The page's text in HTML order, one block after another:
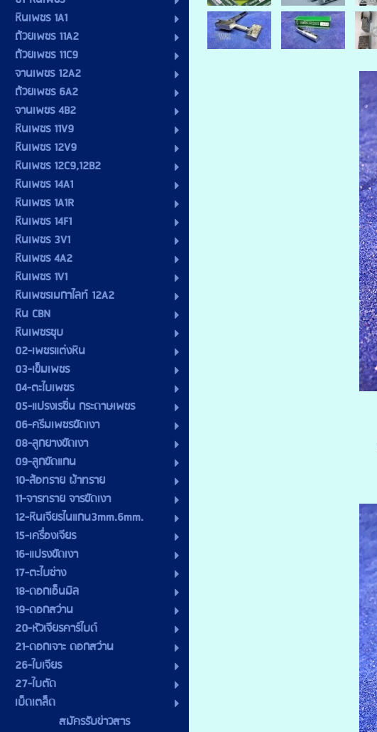
หินเพชร 1A1
ถ้วยเพชร 11A2
ถ้วยเพชร 11C9
จานเพชร 12A2
ถ้วยเพชร 6A2
จานเพชร 4B2
หินเพชร 11V9
หินเพชร 12V9
หินเพชร 12C9,12B2
หินเพชร 14A1
หินเพชร 1A1R
หินเพชร 14F1
หินเพชร 3V1
หินเพชร 4A2
หินเพชร 1V1
หินเพชรเมกาไลท์ 12A2
หิน CBN
หินเพชรชุบ
02-เพชรแต่งหิน
03-เข็มเพชร
04-ตะไบเพชร
05-แปรงเรซิ่น กระดาษเพชร
06-ครีมเพชรขัดเงา
08-ลูกยางขัดเงา
09-ลูกขัดแกน
10-ล้อทราย ผ้าทราย
11-จารทราย จารขัดเงา
12-หินเจียรไนแกน3mm.6mm.
15-เครื่องเจียร
16-แปรงขัดเงา
17-ตะไบช่าง
18-ดอกเอ็นมิล
19-ดอกสว่าน
20-หัวเจียรคาร์ไบด์
21-ดอกเจาะ ดอกสว่าน
26-ใบเจียร
27-ใบตัด
เบ็ดเตล็ด
สมัครรับข่าวสาร